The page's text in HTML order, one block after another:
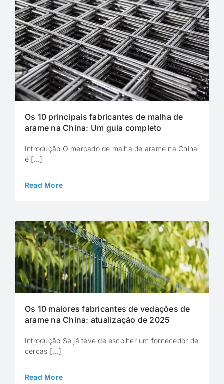
Os 10 principais fabricantes de malha de
arame na China: Um guia completo
Introdução O mercado de malha de arame na China
é [...]
Read More
Os 10 maiores fabricantes de vedações de
arame na China: atualização de 2025
Introdução Se já teve de escolher um fornecedor de
cercas [...]
Read More